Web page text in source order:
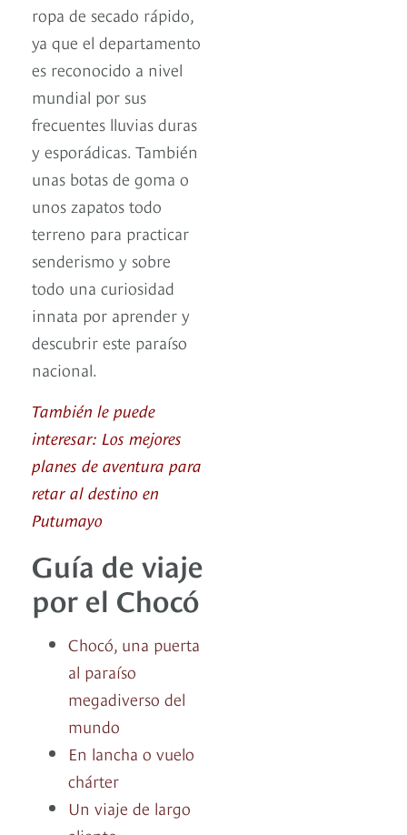
ropa de secado rápido,
ya que el departamento
es reconocido a nivel
mundial por sus
frecuentes lluvias duras
y esporádicas. También
unas botas de goma o
unos zapatos todo
terreno para practicar
senderismo y sobre
todo una curiosidad
innata por aprender y
descubrir este paraíso
nacional.
También le puede
interesar: Los mejores
planes de aventura para
retar al destino en
Putumayo
Guía de viaje
por el Chocó
Chocó, una puerta
al paraíso
megadiverso del
mundo
En lancha o vuelo
chárter
Un viaje de largo